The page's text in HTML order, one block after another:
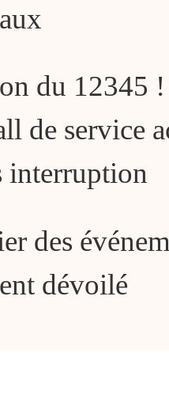
du 12345 !
de service
interruption
des
dévoilé